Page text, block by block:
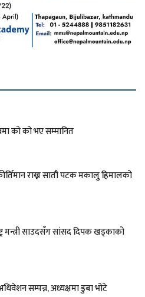
को को भए सम्मानित
राख्न सातौ पटक मकालु हिमालको
मन्त्री साउदसँग सांसद दिपक खड्काको
सम्पन्न, अध्यक्षमा डुबा भोटे